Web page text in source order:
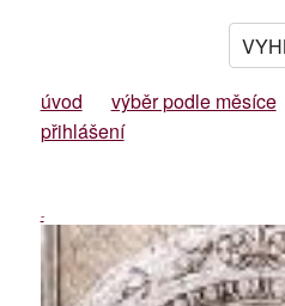
úvod výběr podle měsíce
přihlášení
-